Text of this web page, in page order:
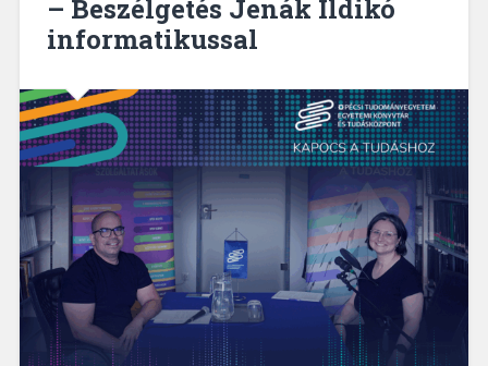
közegben”
– Beszélgetés Jenák Ildikó
informatikussal